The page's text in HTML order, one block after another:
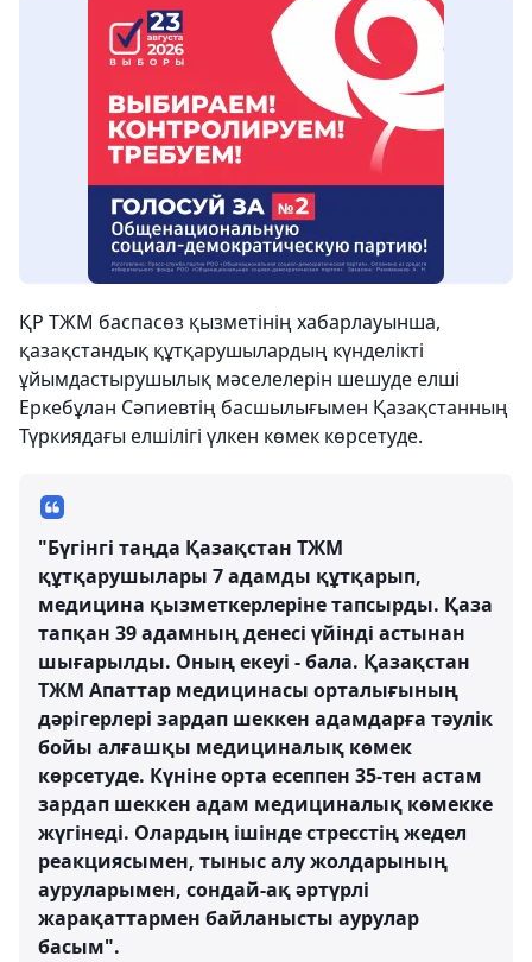
ҚР ТЖМ баспасөз қызметінің хабарлауынша,
қазақстандық құтқарушылардың күнделікті
ұйымдастырушылық мәселелерін шешуде елші
Еркебұлан Сәпиевтің басшылығымен Қазақстанның
Түркиядағы елшілігі үлкен көмек көрсетуде.
"Бүгінгі таңда Қазақстан ТЖМ
құтқарушылары 7 адамды құтқарып,
медицина қызметкерлеріне тапсырды. Қаза
тапқан 39 адамның денесі үйінді астынан
шығарылды. Оның екеуі - бала. Қазақстан
ТЖМ Апаттар медицинасы орталығының
дәрігерлері зардап шеккен адамдарға тәулік
бойы алғашқы медициналық көмек
көрсетуде. Күніне орта есеппен 35-тен астам
зардап шеккен адам медициналық көмекке
жүгінеді. Олардың ішінде стресстің жедел
реакциясымен, тыныс алу жолдарының
ауруларымен, сондай-ақ әртүрлі
жарақаттармен байланысты аурулар
басым".